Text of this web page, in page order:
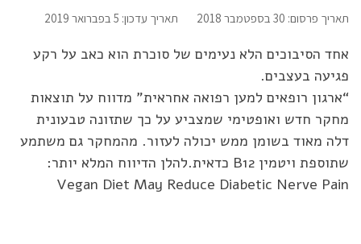
תאריך פרסום: 30 בספטמבר 2018 תאריך עדכון: 5 בפברואר 2019
אחד הסיבוכים הלא נעימים של סוכרת הוא כאב על רקע
פגיעה בעצבים.
“ארגון רופאים למען רפואה אחראית” מדווח על תוצאות
מחקר חדש ואופטימי שמצביע על כך שתזונה טבעונית
דלה מאוד בשומן ממש יכולה לעזור. מהמחקר גם משתמע
שתוספת ויטמין B12 כדאית.להלן הדיווח המלא יותר:
Vegan Diet May Reduce Diabetic Nerve Pain